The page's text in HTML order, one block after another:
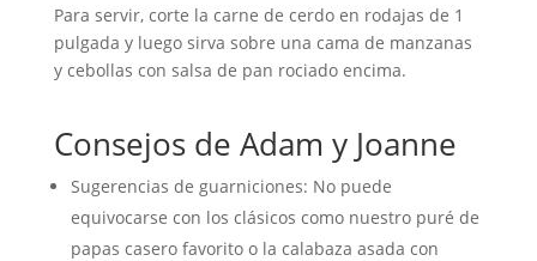
Para servir, corte la carne de cerdo en rodajas de 1
pulgada y luego sirva sobre una cama de manzanas
y cebollas con salsa de pan rociado encima.
Consejos de Adam y Joanne
Sugerencias de guarniciones: No puede
equivocarse con los clásicos como nuestro puré de
papas casero favorito o la calabaza asada con